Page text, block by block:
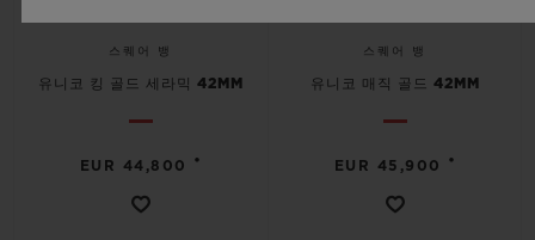
스퀘어 뱅
유니코 킹 골드 세라믹 42MM
EUR 44,800 •
스퀘어 뱅
유니코 매직 골드 42MM
EUR 45,900 •